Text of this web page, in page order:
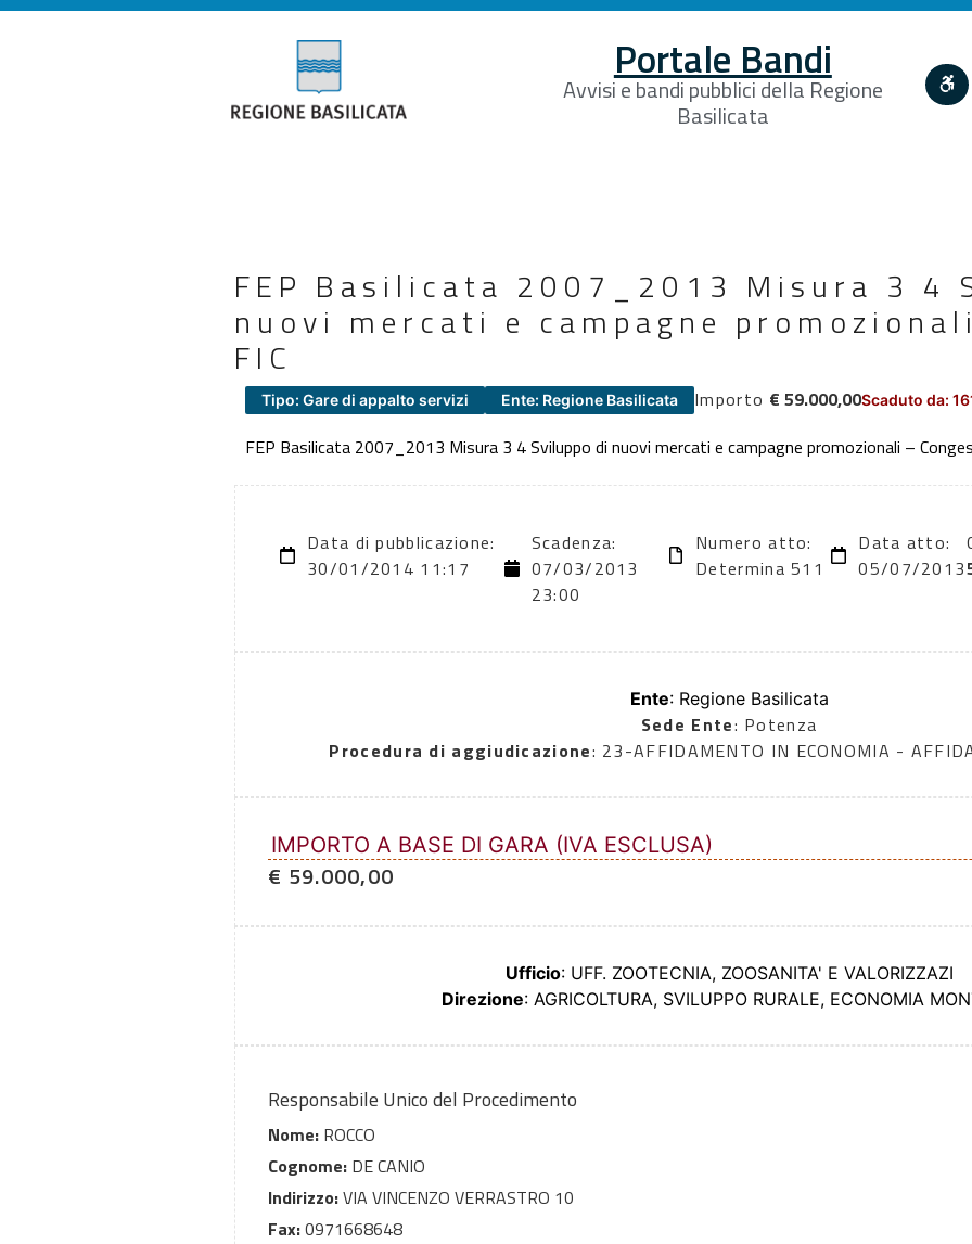
Portale Bandi
Avvisi e bandi pubblici della Regione
Basilicata
FEP Basilicata 2007_2013 Misura 3 4
nuovi mercati e campagne
FIC
Tipo: Gare di appalto servizi Ente: Regione Basilicata Importo € 59.000,00Scaduto da:
FEP Basilicata 2007_2013 Misura 3 4 Sviluppo di nuovi mercati e campagne promozionali –
Data di pubblicazione:
30/01/2014 11:17
Scadenza:
07/03/2013
23:00
Numero atto:
Determina 511
Data atto:
05/07/2013
Ente: Regione Basilicata
Sede Ente: Potenza
Procedura di aggiudicazione: 23-AFFIDAMENTO IN ECONOMIA -
IMPORTO A BASE DI GARA (IVA ESCLUSA)
€ 59.000,00
Ufficio: UFF. ZOOTECNIA, ZOOSANITA' E VALORIZZAZI
Direzione: AGRICOLTURA, SVILUPPO RURALE, ECONOMIA
Responsabile Unico del Procedimento
Nome: ROCCO
Cognome: DE CANIO
Indirizzo:VIA VINCENZO VERRASTRO 10
Fax:0971668648